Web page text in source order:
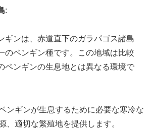
:
ギンは、赤道直下のガラパゴス諸島
のペンギン種です。この地域は比較
ペンギンの生息地とは異なる環境で
ンギンが生息するために必要な寒冷な
、適切な繁殖地を提供します。